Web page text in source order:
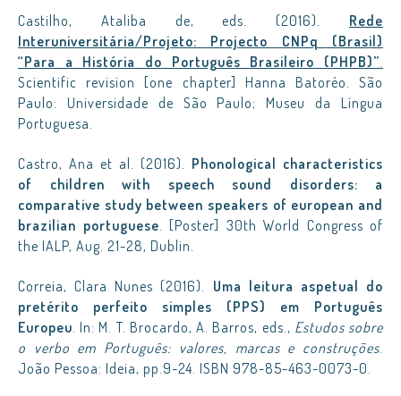
Castilho, Ataliba de, eds. (2016). Rede
Interuniversitária/Projeto: Projecto CNPq (Brasil)
“Para a História do Português Brasileiro (PHPB)”.
Scientific revision [one chapter] Hanna Batoréo. São
Paulo: Universidade de São Paulo; Museu da Língua
Portuguesa.
Castro, Ana et al. (2016). Phonological characteristics
of children with speech sound disorders: a
comparative study between speakers of european and
brazilian portuguese. [Poster] 30th World Congress of
the IALP, Aug. 21-28, Dublin.
Correia, Clara Nunes (2016). Uma leitura aspetual do
pretérito perfeito simples (PPS) em Português
Europeu. In: M. T. Brocardo, A. Barros, eds., Estudos sobre
o verbo em Português: valores, marcas e construções.
João Pessoa: Ideia, pp.9-24. ISBN 978-85-463-0073-0.